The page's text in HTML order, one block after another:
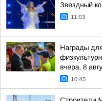
Звездный
11:03
Награды
вчера, 8
10:45